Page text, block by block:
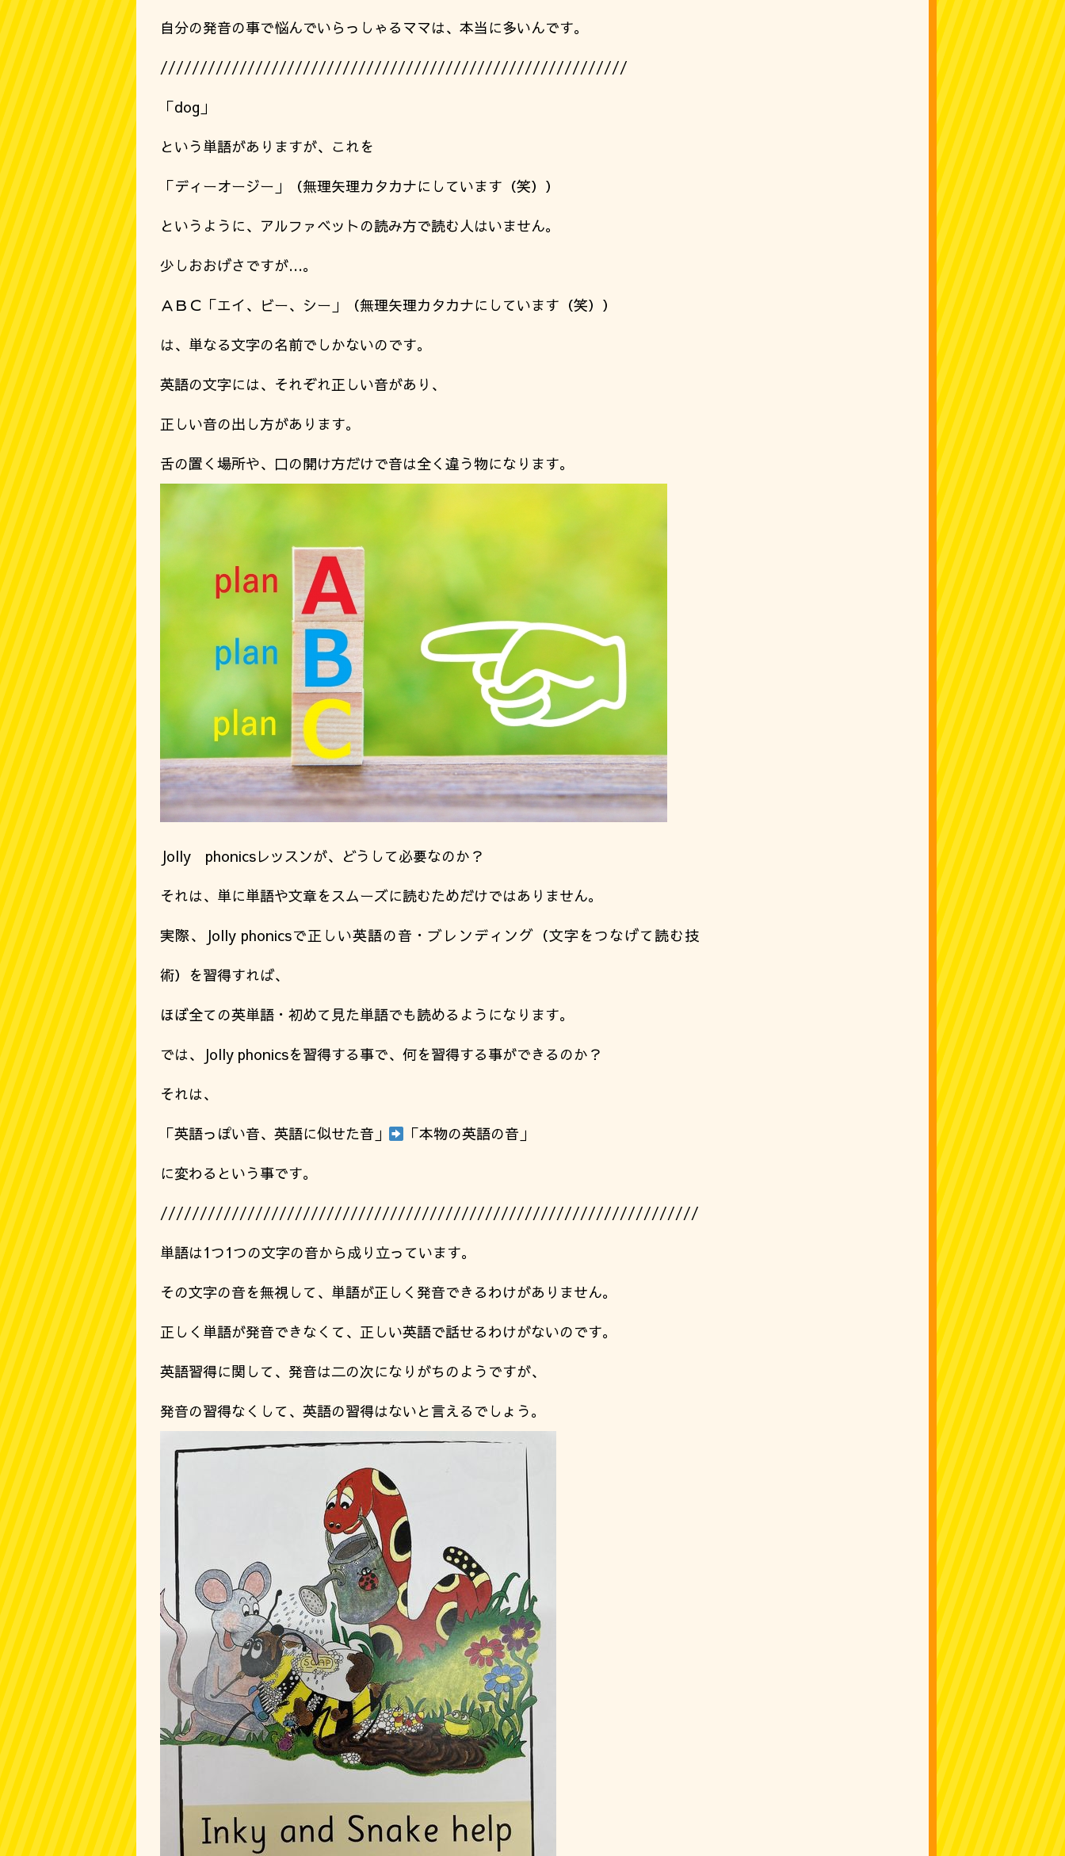
自分の発音の事で悩んでいらっしゃるママは、本当に多いんです。
///////////////////////////////////////////////////////////
「dog」
という単語がありますが、これを
「ディーオージー」（無理矢理カタカナにしています（笑））
というように、アルファベットの読み方で読む人はいません。
少しおおげさですが…。
ＡＢＣ「エイ、ビー、シー」（無理矢理カタカナにしています（笑））
は、単なる文字の名前でしかないのです。
英語の文字には、それぞれ正しい音があり、
正しい音の出し方があります。
舌の置く場所や、口の開け方だけで音は全く違う物になります。
Jolly phonicsレッスンが、どうして必要なのか？
それは、単に単語や文章をスムーズに読むためだけではありません。
実際、Jolly phonicsで正しい英語の音・ブレンディング（文字をつなげて読む技
術）を習得すれば、
ほぼ全ての英単語・初めて見た単語でも読めるようになります。
では、Jolly phonicsを習得する事で、何を習得する事ができるのか？
それは、
「英語っぽい音、英語に似せた音」
「本物の英語の音」
に変わるという事です。
////////////////////////////////////////////////////////////////////
単語は1つ1つの文字の音から成り立っています。
その文字の音を無視して、単語が正しく発音できるわけがありません。
正しく単語が発音できなくて、正しい英語で話せるわけがないのです。
英語習得に関して、発音は二の次になりがちのようですが、
発音の習得なくして、英語の習得はないと言えるでしょう。